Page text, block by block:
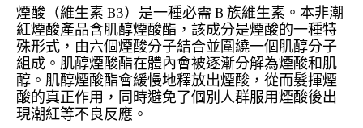
煙酸（維生素 B3）是一種必需 B 族維生素。本非潮
紅煙酸產品含肌醇煙酸酯，該成分是煙酸的一種特
殊形式，由六個煙酸分子結合並圍繞一個肌醇分子
組成。肌醇煙酸酯在體內會被逐漸分解為煙酸和肌
醇。肌醇煙酸酯會緩慢地釋放出煙酸，從而髮揮煙
酸的真正作用，同時避免了個別人群服用煙酸後出
現潮紅等不良反應。